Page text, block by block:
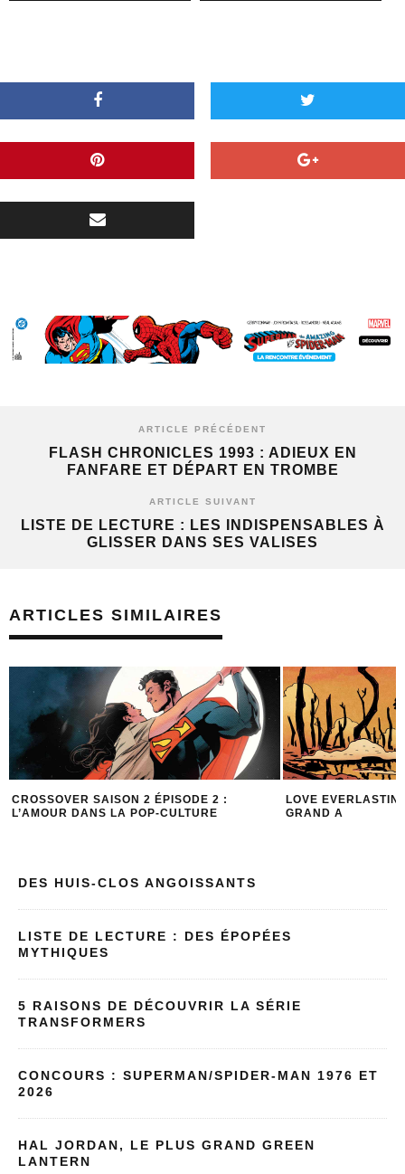
ARTICLE PRÉCÉDENT
FLASH CHRONICLES 1993 : ADIEUX EN
FANFARE ET DÉPART EN TROMBE
ARTICLE SUIVANT
LISTE DE LECTURE : LES INDISPENSABLES À
GLISSER DANS SES VALISES
ARTICLES SIMILAIRES
CROSSOVER SAISON 2 ÉPISODE 2 :
L’AMOUR DANS LA POP-CULTURE
LOVE
GRAND A
DES HUIS-CLOS ANGOISSANTS
LISTE DE LECTURE : DES ÉPOPÉES
MYTHIQUES
5 RAISONS DE DÉCOUVRIR LA SÉRIE
TRANSFORMERS
CONCOURS : SUPERMAN/SPIDER-MAN 1976 ET
2026
HAL JORDAN, LE PLUS GRAND GREEN
LANTERN